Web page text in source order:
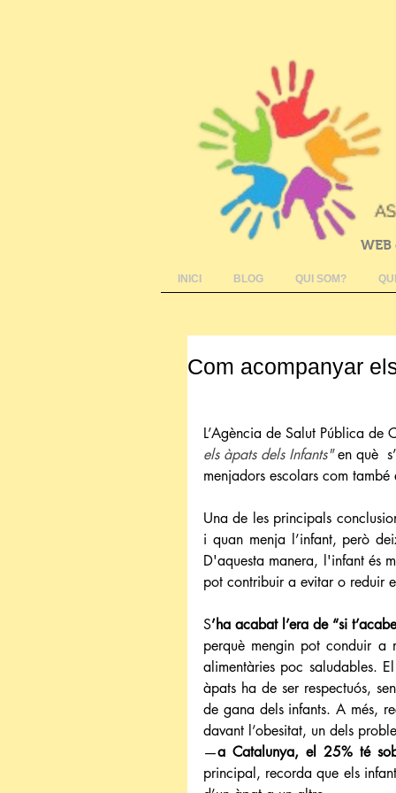
WEB
INICI BLOG QUI SOM?
Com acompanyar
L’Agència de Salut Pública de
els àpats dels Infants" en què
menjadors escolars com
Una de les principals
i quan menja l’infant, però
D'aquesta manera, l'infant és
pot contribuir a evitar o reduir
S’ha acabat l’era de “si
perquè mengin pot conduir a
alimentàries poc saludables.
àpats ha de ser respectuós,
de gana dels infants. A més,
davant l’obesitat, un dels
—a Catalunya, el 25% té
principal, recorda que els